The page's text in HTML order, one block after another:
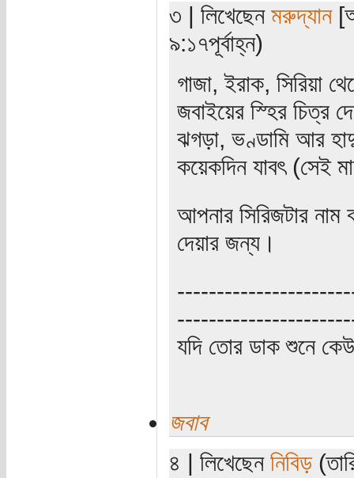
৩ | লিখেছেন মরুদ্যান
৯:১৭পূর্বাহ্ন)
গাজা, ইরাক,
জবাইয়ের স্হির চিত্র
ঝগড়া, ভণ্ডামি আর
কয়েকদিন যাবৎ (সেই
আপনার সিরিজটার
দেয়ার জন্য।
যদি তোর ডাক শুনে
জবাব
৪ | লিখেছেন নিবিড়